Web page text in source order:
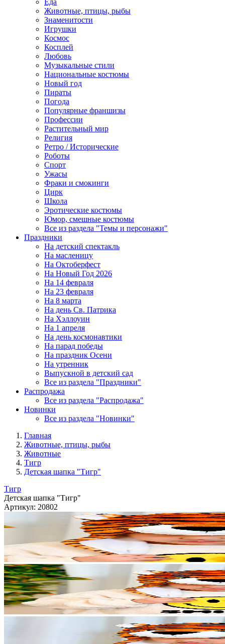
Еда
Животные, птицы, рыбы
Знаменитости
Игрушки
Космос
Косплей
Любовь
Музыкальные стили
Национальные костюмы
Новый год
Пираты
Погода
Популярные франшизы
Профессии
Растительный мир
Религия
Ретро / Исторические
Роботы
Спорт
Ужасы
Фраки и смокинги
Цирк
Школа
Эротические костюмы
Юмор, смешные костюмы
Все из раздела "Темы и персонажи"
Праздники
На детский спектакль
На масленицу
На Октоберфест
На Новый Год 2026
На 14 февраля
На 23 февраля
На 8 марта
На день Св. Патрика
На Хэллоуин
На 1 апреля
На день космонавтики
На парад победы
На праздник Осени
На утренник
Выпускной в детский сад
Все из раздела "Праздники"
Распродажа
Все из раздела "Распродажа"
Новинки
Все из раздела "Новинки"
Главная
Животные, птицы, рыбы
Животные
Тигр
Детская шапка "Тигр"
Тигр
Детская шапка "Тигр"
Артикул: 20802